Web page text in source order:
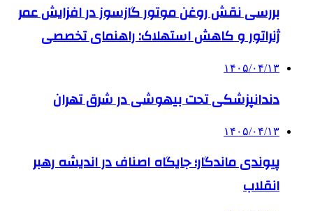
بررسی نقش روغن موتور گازسوز در افزایش عمر
ژنراتور و کاهش استهلاک: راهنمای تخصصی
۱۴۰۵/۰۴/۱۳
دندانپزشکی تحت بیهوشی در شرق تهران
۱۴۰۵/۰۴/۱۳
پیوندی ماندگار؛ جایگاه اصناف در اندیشه رهبر
انقلاب